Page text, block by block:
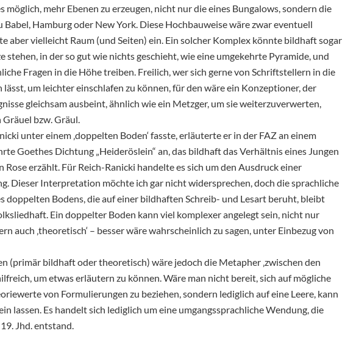
möglich, mehr Ebenen zu erzeugen, nicht nur die eines Bungalows, sondern die
Babel, Hamburg oder New York. Diese Hochbauweise wäre zwar eventuell
aber vielleicht Raum (und Seiten) ein. Ein solcher Komplex könnte bildhaft sogar
stehen, in der so gut wie nichts geschieht, wie eine umgekehrte Pyramide, und
Fragen in die Höhe treiben. Freilich, wer sich gerne von Schriftstellern in die
lässt, um leichter einschlafen zu können, für den wäre ein Konzeptioner, der
gleichsam ausbeint, ähnlich wie ein Metzger, um sie weiterzuverwerten,
bzw. Gräul.
unter einem ‚doppelten Boden‘ fasste, erläuterte er in der FAZ an einem
Goethes Dichtung „Heideröslein“ an, das bildhaft das Verhältnis eines Jungen
Rose erzählt. Für Reich-Ranicki handelte es sich um den Ausdruck einer
Dieser Interpretation möchte ich gar nicht widersprechen, doch die sprachliche
doppelten Bodens, die auf einer bildhaften Schreib- und Lesart beruht, bleibt
Ein doppelter Boden kann viel komplexer angelegt sein, nicht nur
auch ‚theoretisch‘ – besser wäre wahrscheinlich zu sagen, unter Einbezug von
(primär bildhaft oder theoretisch) wäre jedoch die Metapher ‚zwischen den
um etwas erläutern zu können. Wäre man nicht bereit, sich auf mögliche
von Formulierungen zu beziehen, sondern lediglich auf eine Leere, kann
lassen. Es handelt sich lediglich um eine umgangssprachliche Wendung, die
Jhd. entstand.